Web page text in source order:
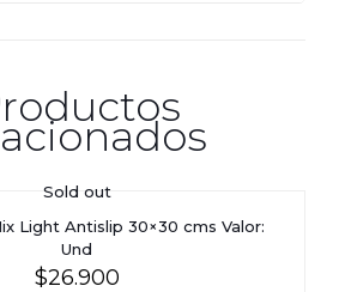
Sold out
Light Antislip 30×30 cms Valor:
Und
$26.900